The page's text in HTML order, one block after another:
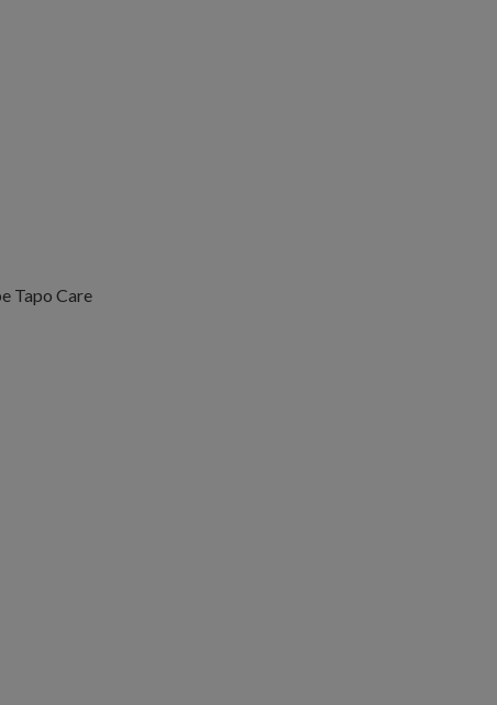
Tapo Care